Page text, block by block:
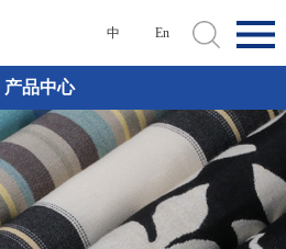
中 En
产品中心